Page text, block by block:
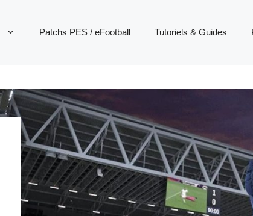
Patchs PES / eFootball Tutoriels & Guides